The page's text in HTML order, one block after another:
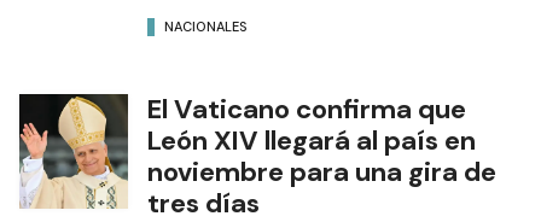
NACIONALES
El Vaticano confirma que
León XIV llegará al país en
noviembre para una gira de
tres días